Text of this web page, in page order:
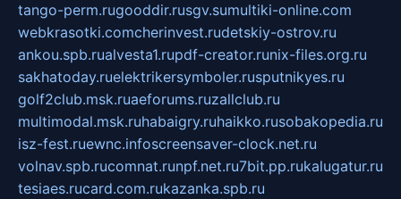
tango-perm.rugooddir.rusgv.sumultiki-online.com
webkrasotki.comcherinvest.rudetskiy-ostrov.ru
ankou.spb.rualvesta1.rupdf-creator.runix-files.org.ru
sakhatoday.ruelektrikersymboler.rusputnikyes.ru
golf2club.msk.ruaeforums.ruzallclub.ru
multimodal.msk.ruhabaigry.ruhaikko.rusobakopedia.ru
isz-fest.ruewnc.infoscreensaver-clock.net.ru
volnav.spb.rucomnat.runpf.net.ru7bit.pp.rukalugatur.ru
tesiaes.rucard.com.rukazanka.spb.ru